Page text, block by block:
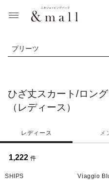
プリーツ
ひざ丈スカート/ロン
（レディース）
レディース メ
1,222 件
SHIPS Viaggio